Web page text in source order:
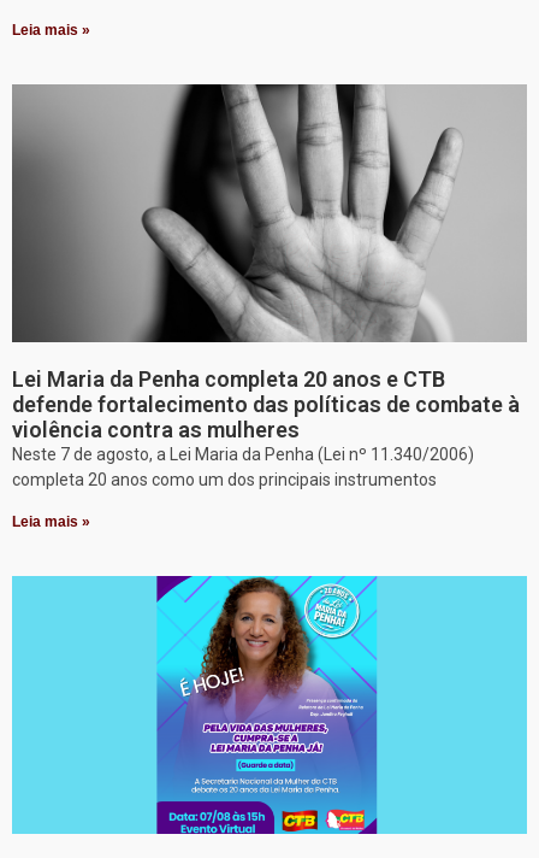
Leia mais »
Lei Maria da Penha completa 20 anos e CTB
defende fortalecimento das políticas de combate à
violência contra as mulheres
Neste 7 de agosto, a Lei Maria da Penha (Lei nº 11.340/2006)
completa 20 anos como um dos principais instrumentos
Leia mais »